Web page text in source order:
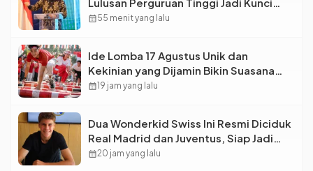
Menjawab Kebutuhan Dunia Kerja
calendar_month55 menit yang lalu
Ide Lomba 17 Agustus Unik dan
Kekinian yang Dijamin Bikin Suasana
Makin Pecah
calendar_month19 jam yang lalu
Dua Wonderkid Swiss Ini Resmi Diciduk
Real Madrid dan Juventus, Siap Jadi
Bintang Baru Eropa
calendar_month20 jam yang lalu